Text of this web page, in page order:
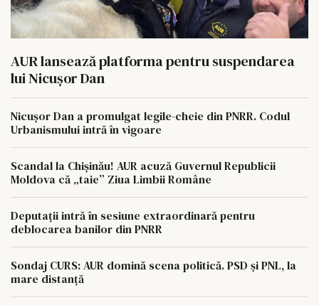
AUR lansează platforma pentru suspendarea
lui Nicușor Dan
Nicușor Dan a promulgat legile-cheie din PNRR. Codul
Urbanismului intră în vigoare
Scandal la Chișinău! AUR acuză Guvernul Republicii
Moldova că „taie” Ziua Limbii Române
Deputații intră în sesiune extraordinară pentru
deblocarea banilor din PNRR
Sondaj CURS: AUR domină scena politică. PSD și PNL, la
mare distanță